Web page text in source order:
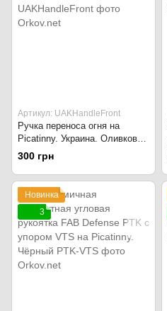
Артикул: UAKHandleFront
Ручка переноса огня на
Picatinny. Украина. Оливково-
зелёный
300 грн
Новинка
3